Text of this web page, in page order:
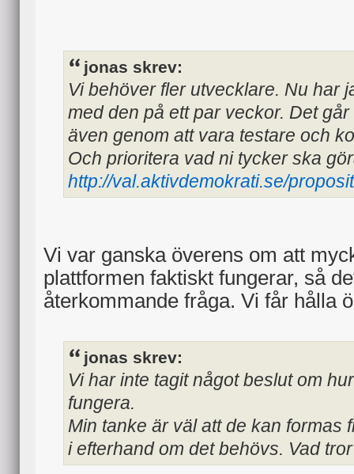
jonas skrev:
Vi behöver fler utvecklare. Nu har
med den på ett par veckor. Det
även genom att vara testare och
Och prioritera vad ni tycker ska
http://val.aktivdemokrati.se/
Vi var ganska överens om att
plattformen faktiskt fungerar, så
återkommande fråga. Vi får hålla
jonas skrev:
Vi har inte tagit något beslut om
fungera.
Min tanke är väl att de kan formas
i efterhand om det behövs. Vad